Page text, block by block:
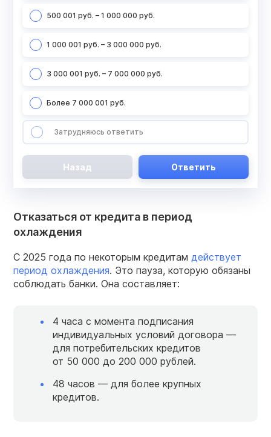
500 001 руб. – 1 000 000 руб.
1 000 001 руб. – 3 000 000 руб.
3 000 001 руб. – 7 000 000 руб.
Более 7 000 001 руб.
Затрудняюсь ответить
Назад Ответить
Отказаться от кредита в период
охлаждения
С 2025 года по некоторым кредитам действует
период охлаждения. Это пауза, которую обязаны
соблюдать банки. Она составляет:
4 часа с момента подписания
индивидуальных условий договора —
для потребительских кредитов
от 50 000 до 200 000 рублей.
48 часов — для более крупных
кредитов.